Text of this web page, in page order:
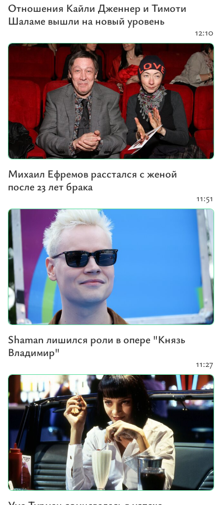
Отношения Кайли Дженнер и Тимоти
Шаламе вышли на новый уровень
Михаил Ефремов расстался с женой
после 23 лет брака
12:10
Shaman лишился роли в опере "Князь
Владимир"
11:51
11:27